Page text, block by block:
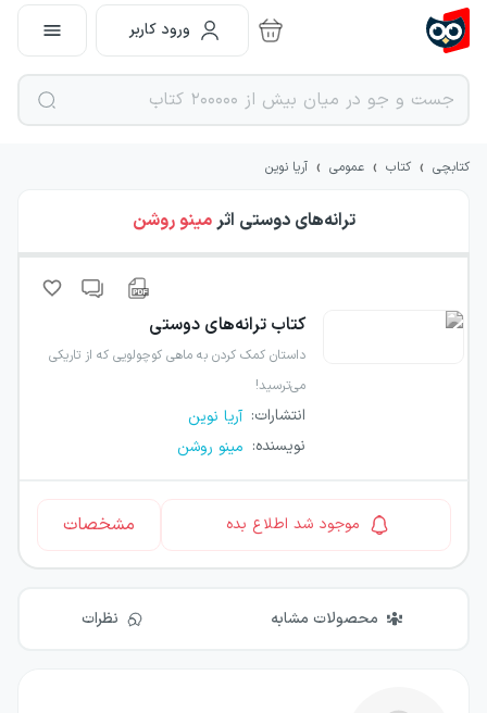
ورود کاربر
کتابچی › کتاب › عمومی › آریا نوین
ترانه‌های دوستی اثرمینو روشن
کتاب ترانه‌های دوستی
داستان کمک کردن به ماهی کوچولویی که از تاریکی
می‌ترسید!
انتشارات: آریا نوین
نویسنده: مینو روشن
موجود شد اطلاع بده مشخصات
محصولات مشابه نظرات